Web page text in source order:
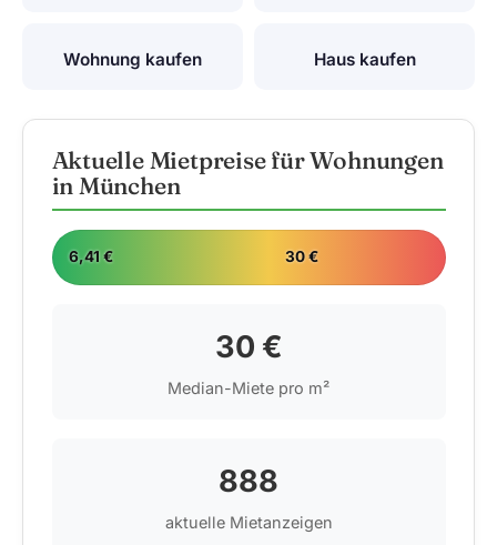
Wohnung kaufen Haus kaufen
Aktuelle Mietpreise für Wohnungen
in München
6,41 € 30 €
30 €
Median-Miete pro m²
888
aktuelle Mietanzeigen